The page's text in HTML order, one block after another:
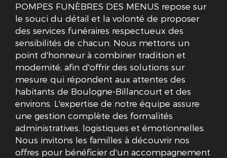
POMPES FUNÈBRES DES MENUS repose sur
le souci du détail et la volonté de proposer
des services funéraires respectueux des
sensibilités de chacun. Nous mettons un
point d'honneur à combiner tradition et
modernité, afin d'offrir des solutions sur
mesure qui répondent aux attentes des
habitants de Boulogne-Billancourt et des
environs. L'expertise de notre équipe assure
une gestion complète des formalités
administratives, logistiques et émotionnelles.
Nous invitons les familles à découvrir nos
offres pour bénéficier d'un accompagnement